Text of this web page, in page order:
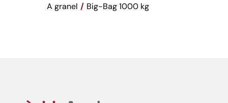
A granel / Big-Bag 1000 kg